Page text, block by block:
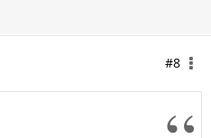
#8